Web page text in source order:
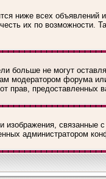
ниже всех объявлений
их по возможности.
больше не могут
модератором форума
прав, предоставленных
связанные
администратором